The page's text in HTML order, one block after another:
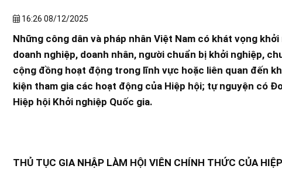
16:26 08/12/2025
Những công dân và pháp nhân Việt Nam có khát vọng
doanh nghiệp, doanh nhân, người chuẩn bị khởi nghiệp,
cộng đồng hoạt động trong lĩnh vực hoặc liên quan đến
kiện tham gia các hoạt động của Hiệp hội; tự nguyện có
Hiệp hội Khởi nghiệp Quốc gia.
THỦ TỤC GIA NHẬP LÀM HỘI VIÊN CHÍNH THỨC CỦA